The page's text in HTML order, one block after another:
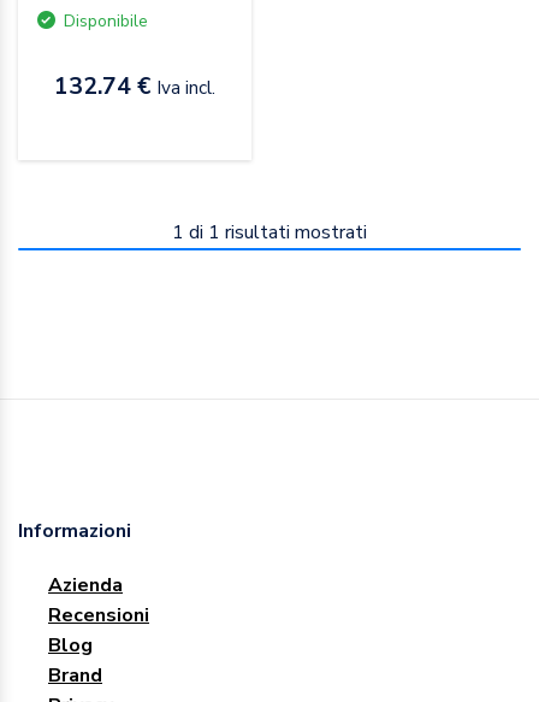
Disponibile
132.74 € Iva incl.
1 di 1 risultati mostrati
Informazioni
Azienda
Recensioni
Blog
Brand